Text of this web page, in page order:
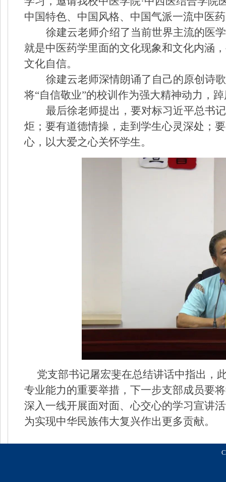
中国特色、中国风格、中国气派一流中医
徐建云老师介绍了当前世界主流的医
就是中医药学里面的文化现象和文化内涵
文化自信。
徐建云老师深情朗诵了自己的原创诗
将“自信敬业”的校训作为强大精神动力，
最后徐老师提出，要对标习近平总书
炬；要有道德情操，走到学生心灵深处；
心，以大爱之心关怀学生。
党支部书记屠宏斐在总结讲话中指出，
专业能力的重要举措，下一步支部成员要
深入一线开展面对面、心交心的学习宣讲
为实现中华民族伟大复兴作出更多贡献。